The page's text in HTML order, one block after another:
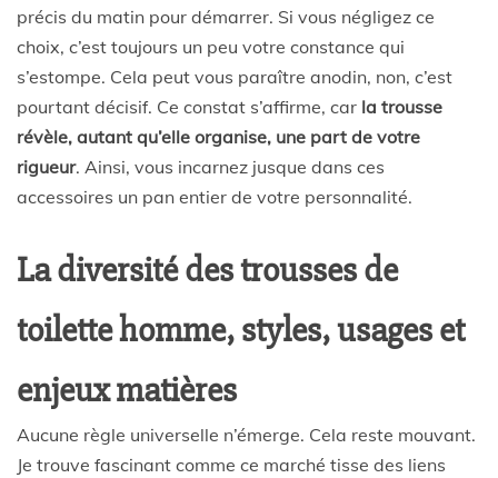
précis du matin pour démarrer. Si vous négligez ce
choix, c’est toujours un peu votre constance qui
s’estompe. Cela peut vous paraître anodin, non, c’est
pourtant décisif. Ce constat s’affirme, car la trousse
révèle, autant qu’elle organise, une part de votre
rigueur. Ainsi, vous incarnez jusque dans ces
accessoires un pan entier de votre personnalité.
La diversité des trousses de
toilette homme, styles, usages et
enjeux matières
Aucune règle universelle n’émerge. Cela reste mouvant.
Je trouve fascinant comme ce marché tisse des liens